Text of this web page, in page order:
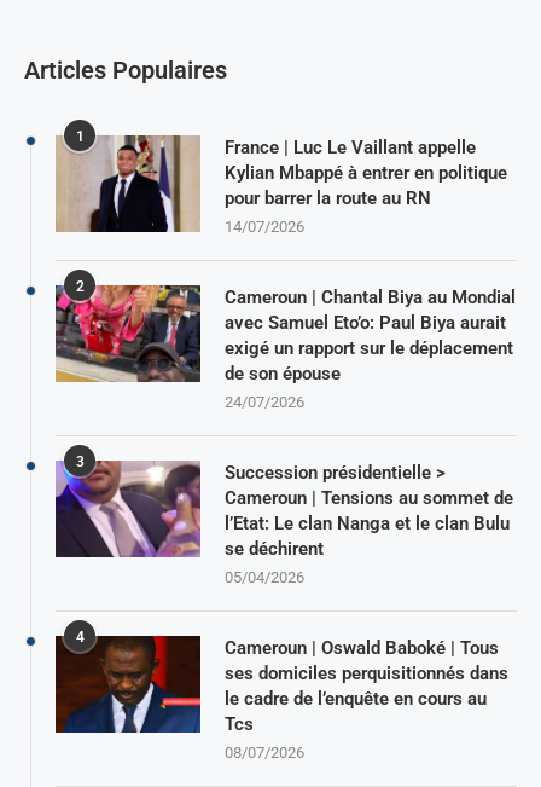
Articles Populaires
1
France | Luc Le Vaillant appelle
Kylian Mbappé à entrer en politique
pour barrer la route au RN
14/07/2026
2
Cameroun | Chantal Biya au Mondial
avec Samuel Eto’o: Paul Biya aurait
exigé un rapport sur le déplacement
de son épouse
24/07/2026
3
Succession présidentielle >
Cameroun | Tensions au sommet de
l’Etat: Le clan Nanga et le clan Bulu
se déchirent
05/04/2026
4
Cameroun | Oswald Baboké | Tous
ses domiciles perquisitionnés dans
le cadre de l’enquête en cours au
Tcs
08/07/2026